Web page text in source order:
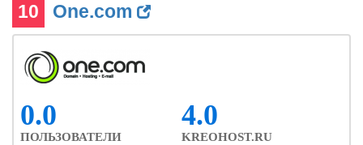
10 One.com
0.0
ПОЛЬЗОВАТЕЛИ
4.0
KREOHOST.RU